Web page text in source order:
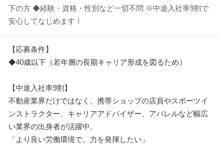
下の方 ◆経験・資格・性別など一切不問 ※中途入社率9割で
安心してなじめます！
【応募条件】
◆40歳以下（若年層の長期キャリア形成を図るため）
【中途入社率9割】
不動産業界だけではなく、携帯ショップの店員やスポーツイ
ンストラクター、キャリアアドバイザー、アパレルなど幅広
い業界の出身者が活躍中。
「より良い労働環境で、力を発揮したい」